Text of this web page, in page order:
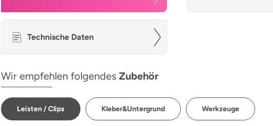
Technische Daten
Wir empfehlen folgendes Zubehör
Leisten / Clips Kleber&Untergrund Werkzeuge